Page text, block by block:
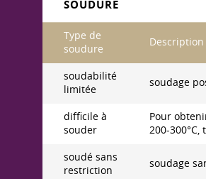
SOUDURE
Type de
soudure
Description
soudabilité
limitée
soudage
difficile à
souder
Pour
200-
soudé sans
restriction
soudage